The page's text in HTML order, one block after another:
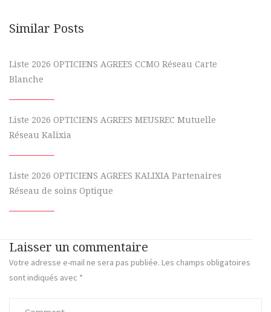
Similar Posts
Liste 2026 OPTICIENS AGREES CCMO Réseau Carte
Blanche
Liste 2026 OPTICIENS AGREES MEUSREC Mutuelle
Réseau Kalixia
Liste 2026 OPTICIENS AGREES KALIXIA Partenaires
Réseau de soins Optique
Laisser un commentaire
Votre adresse e-mail ne sera pas publiée. Les champs obligatoires
sont indiqués avec *